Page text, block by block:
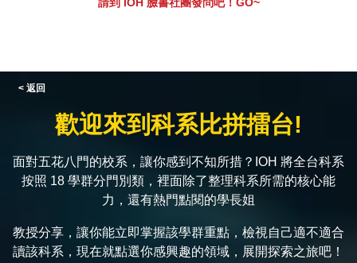
< 返回
歡迎來到科系比拼擂台!
面對五花八門的校系，讓你感到不知所措？IOH 將全台科系
按照 18 學群分門別類，裡面除了整理科系所需的核心能
力，還有熱門點閱的學長姐
教授分享，讓你能立即掌握該學群重點，檢視自己適不適合
讀該科系，現在就點選你感興趣的領域，展開探索之旅吧！